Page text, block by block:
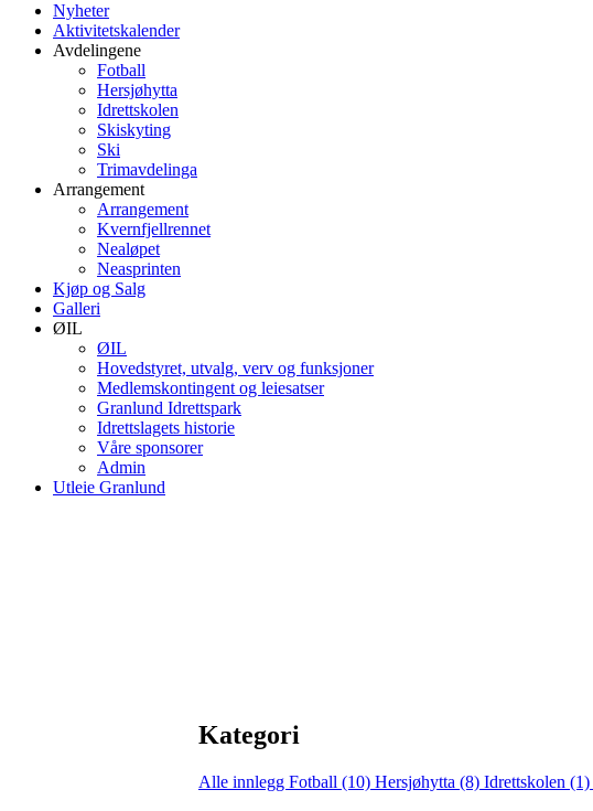
Nyheter
Aktivitetskalender
Avdelingene
Fotball
Hersjøhytta
Idrettskolen
Skiskyting
Ski
Trimavdelinga
Arrangement
Arrangement
Kvernfjellrennet
Nealøpet
Neasprinten
Kjøp og Salg
Galleri
ØIL
ØIL
Hovedstyret, utvalg, verv og funksjoner
Medlemskontingent og leiesatser
Granlund Idrettspark
Idrettslagets historie
Våre sponsorer
Admin
Utleie Granlund
Kategori
Alle innlegg Fotball (10) Hersjøhytta (8) Idrettskolen (1)